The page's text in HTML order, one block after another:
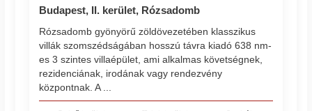
Budapest, II. kerület, Rózsadomb
Rózsadomb gyönyörű zöldövezetében klasszikus
villák szomszédságában hosszú távra kiadó 638 nm-
es 3 szintes villaépület, ami alkalmas követségnek,
rezidenciának, irodának vagy rendezvény
központnak. A ...